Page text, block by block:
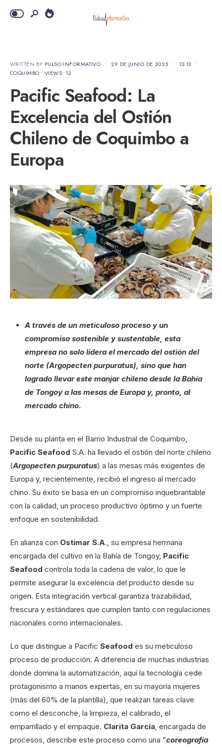
WRITTEN BY PULSO INFORMATIVO • 29 DE JUNIO DE 2025 • 13:13
•
COQUIMBO • VIEWS: 12
Pacific Seafood: La
Excelencia del Ostión
Chileno de Coquimbo a
Europa
A través de un meticuloso proceso y un
compromiso sostenible y sustentable, esta
empresa no solo lidera el mercado del ostión del
norte (Argopecten purpuratus), sino que han
logrado llevar este manjar chileno desde la Bahía
de Tongoy a las mesas de Europa y, pronto, al
mercado chino.
Desde su planta en el Barrio Industrial de Coquimbo,
Pacific Seafood S.A. ha llevado el ostión del norte chileno
(Argopecten purpuratus) a las mesas más exigentes de
Europa y, recientemente, recibió el ingreso al mercado
chino. Su éxito se basa en un compromiso inquebrantable
con la calidad, un proceso productivo óptimo y un fuerte
enfoque en sostenibilidad.
En alianza con Ostimar S.A., su empresa hermana
encargada del cultivo en la Bahía de Tongoy, Pacific
Seafood controla toda la cadena de valor, lo que le
permite asegurar la excelencia del producto desde su
origen. Esta integración vertical garantiza trazabilidad,
frescura y estándares que cumplen tanto con regulaciones
nacionales como internacionales.
Lo que distingue a Pacific Seafood es su meticuloso
proceso de producción. A diferencia de muchas industrias
donde domina la automatización, aquí la tecnología cede
protagonismo a manos expertas, en su mayoría mujeres
(más del 60% de la plantilla), que realizan tareas clave
como el desconche, la limpieza, el calibrado, el
emparrillado y el empaque. Clarita García, encargada de
procesos, describe este proceso como una “coreografía